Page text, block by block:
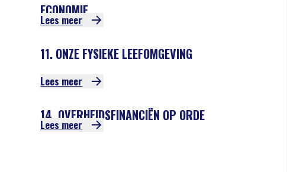
ECONOMIE
Lees meer
11. ONZE FYSIEKE LEEFOMGEVING
Lees meer
14. OVERHEIDSFINANCIËN OP ORDE
Lees meer